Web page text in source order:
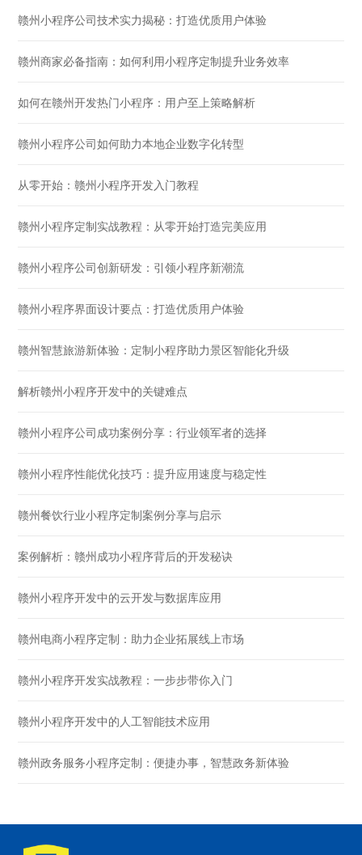
赣州小程序公司技术实力揭秘：打造优质用户体验
赣州商家必备指南：如何利用小程序定制提升业务效率
如何在赣州开发热门小程序：用户至上策略解析
赣州小程序公司如何助力本地企业数字化转型
从零开始：赣州小程序开发入门教程
赣州小程序定制实战教程：从零开始打造完美应用
赣州小程序公司创新研发：引领小程序新潮流
赣州小程序界面设计要点：打造优质用户体验
赣州智慧旅游新体验：定制小程序助力景区智能化升级
解析赣州小程序开发中的关键难点
赣州小程序公司成功案例分享：行业领军者的选择
赣州小程序性能优化技巧：提升应用速度与稳定性
赣州餐饮行业小程序定制案例分享与启示
案例解析：赣州成功小程序背后的开发秘诀
赣州小程序开发中的云开发与数据库应用
赣州电商小程序定制：助力企业拓展线上市场
赣州小程序开发实战教程：一步步带你入门
赣州小程序开发中的人工智能技术应用
赣州政务服务小程序定制：便捷办事，智慧政务新体验